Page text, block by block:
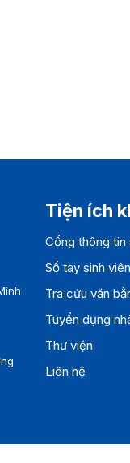
Tiện ích
Cổng thông tin
Sổ tay sinh viên
Tra cứu văn
Tuyển dụng
Thư viện
Liên hệ